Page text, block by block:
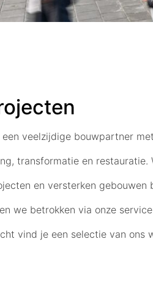
een veelzijdige bouwpartner
transformatie en restauratie.
en versterken gebouwen
we betrokken via onze
vind je een selectie van ons